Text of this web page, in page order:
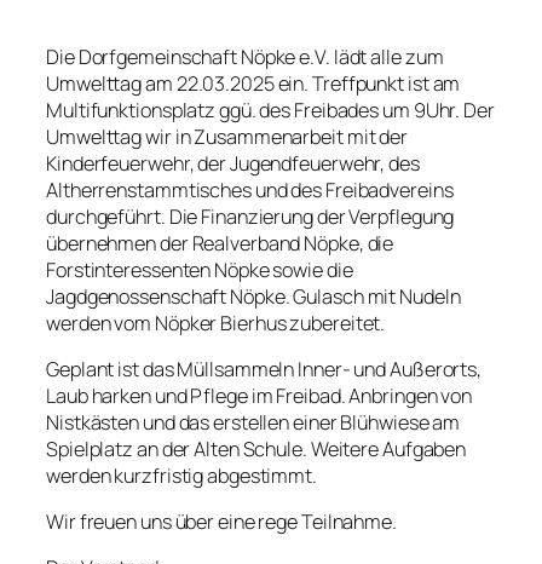
Die Dorfgemeinschaft Nöpke e.V. lädt alle zum
Umwelttag am 22.03.2025 ein. Treffpunkt ist am
Multifunktionsplatz ggü. des Freibades um 9Uhr. Der
Umwelttag wir in Zusammenarbeit mit der
Kinderfeuerwehr, der Jugendfeuerwehr, des
Altherrenstammtisches und des Freibadvereins
durchgeführt. Die Finanzierung der Verpflegung
übernehmen der Realverband Nöpke, die
Forstinteressenten Nöpke sowie die
Jagdgenossenschaft Nöpke. Gulasch mit Nudeln
werden vom Nöpker Bierhus zubereitet.
Geplant ist das Müllsammeln Inner- und Außerorts,
Laub harken und Pflege im Freibad. Anbringen von
Nistkästen und das erstellen einer Blühwiese am
Spielplatz an der Alten Schule. Weitere Aufgaben
werden kurzfristig abgestimmt.
Wir freuen uns über eine rege Teilnahme.